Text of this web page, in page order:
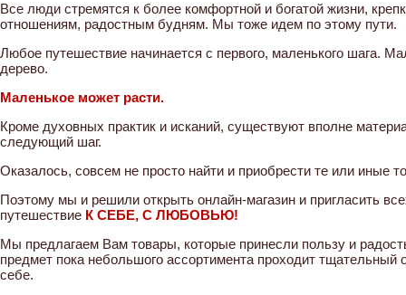
Все люди стремятся к более комфортной и богатой жизни,
отношениям, радостным будням. Мы тоже идем по этому пути.
Любое путешествие начинается с первого, маленького шага.
дерево.
Маленькое может расти.
Кроме духовных практик и исканий, существуют вполне
следующий шаг.
Оказалось, совсем не просто найти и приобрести те или иные
Поэтому мы и решили открыть онлайн-магазин и пригласить
путешествие К СЕБЕ, С ЛЮБОВЬЮ!
Мы предлагаем Вам товары, которые принесли пользу и
предмет пока небольшого ассортимента проходит тщательный
себе.